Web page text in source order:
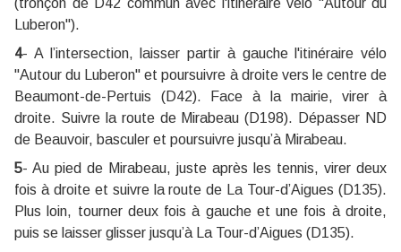
(tronçon de D42 commun avec l'itinéraire vélo "Autour du
Luberon").
4- A l’intersection, laisser partir à gauche l'itinéraire vélo
"Autour du Luberon" et poursuivre à droite vers le centre de
Beaumont-de-Pertuis (D42). Face à la mairie, virer à
droite. Suivre la route de Mirabeau (D198). Dépasser ND
de Beauvoir, basculer et poursuivre jusqu’à Mirabeau.
5- Au pied de Mirabeau, juste après les tennis, virer deux
fois à droite et suivre la route de La Tour-d’Aigues (D135).
Plus loin, tourner deux fois à gauche et une fois à droite,
puis se laisser glisser jusqu’à La Tour-d’Aigues (D135).